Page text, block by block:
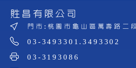
貹昌有限公司
門市:桃園市龜山區萬壽路二
03-3493301.3493302
03-3193086